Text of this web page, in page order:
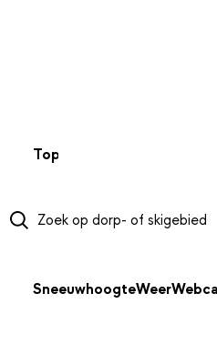
Top 50
SneeuwhoogteWeer